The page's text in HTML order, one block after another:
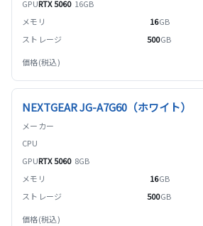
RTX 5060 16GB
16GB
500GB
NEXTGEAR JG-A7G60（ホワイト）
RTX 5060 8GB
16GB
500GB